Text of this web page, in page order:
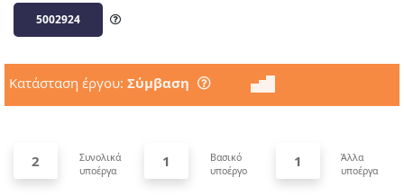
5002924
Κατάσταση έργου: Σύμβαση
2
Συνολικά
υποέργα
1
Βασικό
υποέργο
1
Άλλα
υποέργα